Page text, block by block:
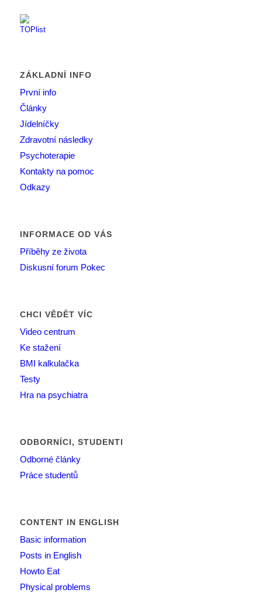
ZÁKLADNÍ INFO
První info
Články
Jídelníčky
Zdravotní následky
Psychoterapie
Kontakty na pomoc
Odkazy
INFORMACE OD VÁS
Příběhy ze života
Diskusní forum Pokec
CHCI VĚDĚT VÍC
Video centrum
Ke stažení
BMI kalkulačka
Testy
Hra na psychiatra
ODBORNÍCI, STUDENTI
Odborné články
Práce studentů
CONTENT IN ENGLISH
Basic information
Posts in English
Howto Eat
Physical problems